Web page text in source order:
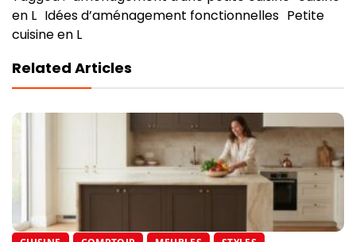
en L Idées d’aménagement fonctionnelles Petite
cuisine en L
Related Articles